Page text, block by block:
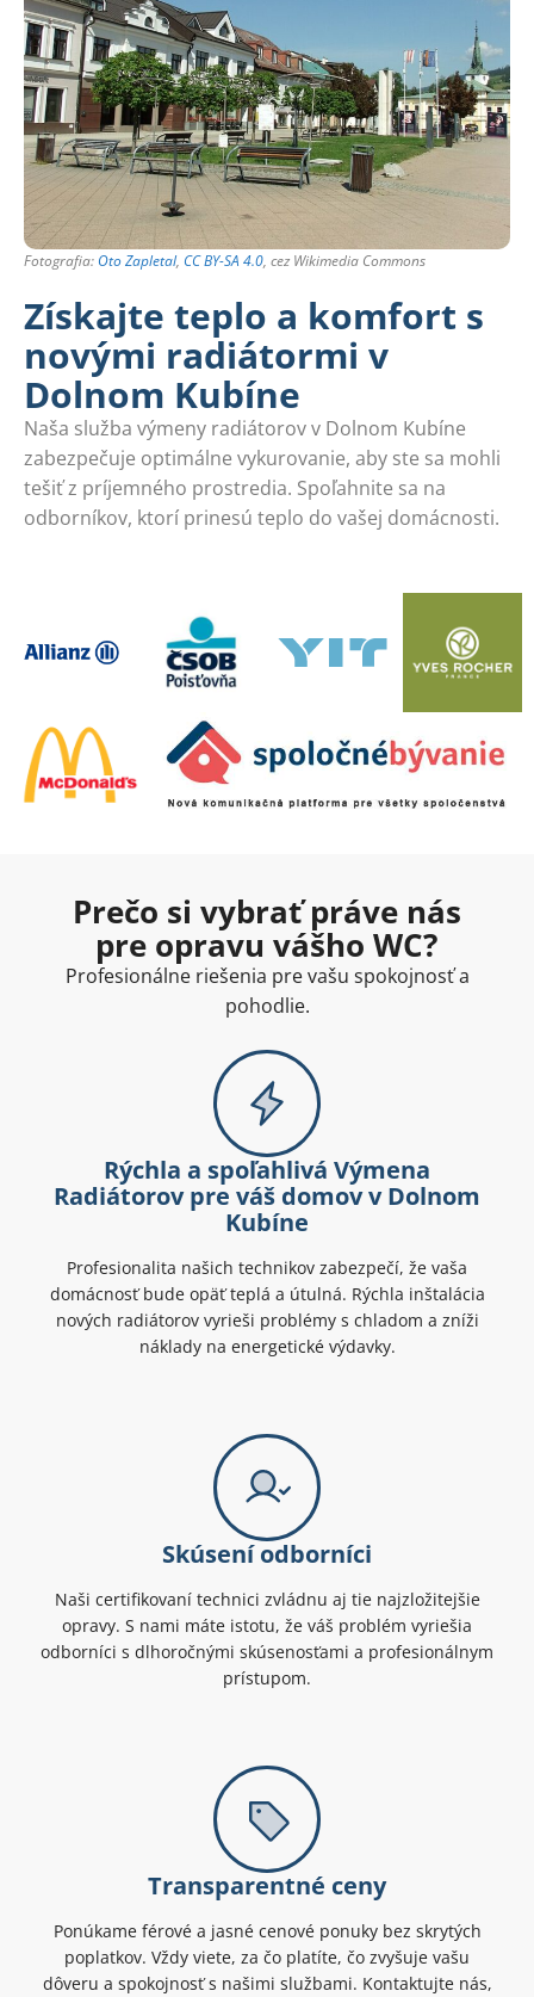
Fotografia: Oto Zapletal, CC BY-SA 4.0, cez Wikimedia Commons
Získajte teplo a komfort s
novými radiátormi v
Dolnom Kubíne
Naša služba výmeny radiátorov v Dolnom Kubíne
zabezpečuje optimálne vykurovanie, aby ste sa mohli
tešiť z príjemného prostredia. Spoľahnite sa na
odborníkov, ktorí prinesú teplo do vašej domácnosti.
Prečo si vybrať práve nás
pre opravu vášho WC?
Profesionálne riešenia pre vašu spokojnosť a
pohodlie.
Rýchla a spoľahlivá Výmena
Radiátorov pre váš domov v Dolnom
Kubíne
Profesionalita našich technikov zabezpečí, že vaša
domácnosť bude opäť teplá a útulná. Rýchla inštalácia
nových radiátorov vyrieši problémy s chladom a zníži
náklady na energetické výdavky.
Skúsení odborníci
Naši certifikovaní technici zvládnu aj tie najzložitejšie
opravy. S nami máte istotu, že váš problém vyriešia
odborníci s dlhoročnými skúsenosťami a profesionálnym
prístupom.
Transparentné ceny
Ponúkame férové a jasné cenové ponuky bez skrytých
poplatkov. Vždy viete, za čo platíte, čo zvyšuje vašu
dôveru a spokojnosť s našimi službami. Kontaktujte nás,